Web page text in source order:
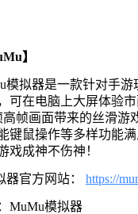
】
模拟器是一款针对手
可在电脑上大屏体验
高帧画面带来的丝滑游
键鼠操作等多样功能
戏成神不伤神！
器官方网站： https://
MuMu模拟器